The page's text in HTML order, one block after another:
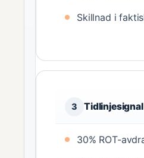
Skillnad i
3 Tidlinjesignal
30% ROT-